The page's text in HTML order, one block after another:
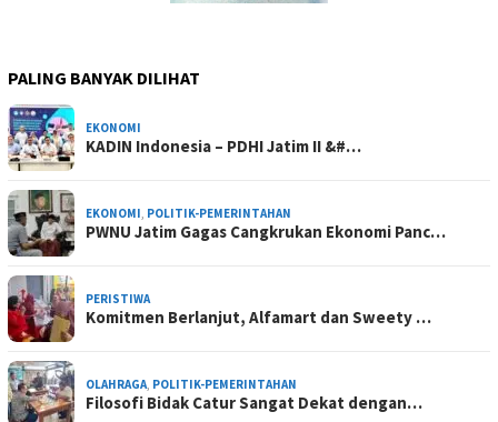
PALING BANYAK DILIHAT
EKONOMI
KADIN Indonesia – PDHI Jatim II &#…
EKONOMI, POLITIK-PEMERINTAHAN
PWNU Jatim Gagas Cangkrukan Ekonomi Panc…
PERISTIWA
Komitmen Berlanjut, Alfamart dan Sweety …
OLAHRAGA, POLITIK-PEMERINTAHAN
Filosofi Bidak Catur Sangat Dekat dengan…